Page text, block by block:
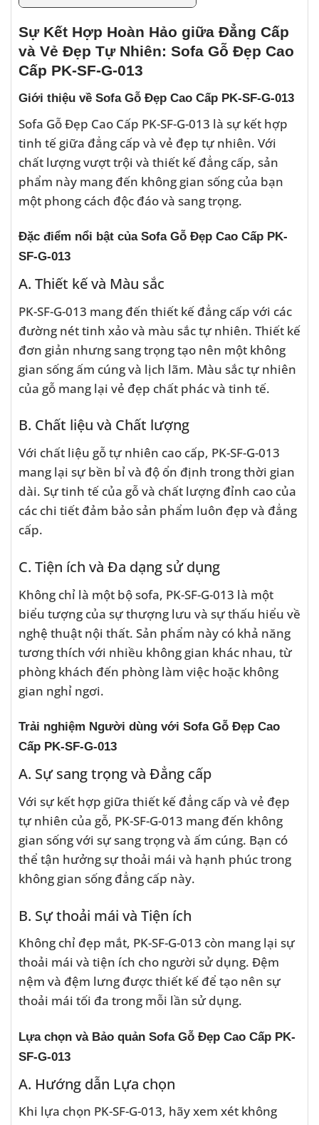
Sự Kết Hợp Hoàn Hảo giữa Đẳng Cấp
và Vẻ Đẹp Tự Nhiên: Sofa Gỗ Đẹp Cao
Cấp PK-SF-G-013
Giới thiệu về Sofa Gỗ Đẹp Cao Cấp PK-SF-G-013
Sofa Gỗ Đẹp Cao Cấp PK-SF-G-013 là sự kết hợp
tinh tế giữa đẳng cấp và vẻ đẹp tự nhiên. Với
chất lượng vượt trội và thiết kế đẳng cấp, sản
phẩm này mang đến không gian sống của bạn
một phong cách độc đáo và sang trọng.
Đặc điểm nổi bật của Sofa Gỗ Đẹp Cao Cấp PK-
SF-G-013
A. Thiết kế và Màu sắc
PK-SF-G-013 mang đến thiết kế đẳng cấp với các
đường nét tinh xảo và màu sắc tự nhiên. Thiết kế
đơn giản nhưng sang trọng tạo nên một không
gian sống ấm cúng và lịch lãm. Màu sắc tự nhiên
của gỗ mang lại vẻ đẹp chất phác và tinh tế.
B. Chất liệu và Chất lượng
Với chất liệu gỗ tự nhiên cao cấp, PK-SF-G-013
mang lại sự bền bỉ và độ ổn định trong thời gian
dài. Sự tinh tế của gỗ và chất lượng đỉnh cao của
các chi tiết đảm bảo sản phẩm luôn đẹp và đẳng
cấp.
C. Tiện ích và Đa dạng sử dụng
Không chỉ là một bộ sofa, PK-SF-G-013 là một
biểu tượng của sự thượng lưu và sự thấu hiểu về
nghệ thuật nội thất. Sản phẩm này có khả năng
tương thích với nhiều không gian khác nhau, từ
phòng khách đến phòng làm việc hoặc không
gian nghỉ ngơi.
Trải nghiệm Người dùng với Sofa Gỗ Đẹp Cao
Cấp PK-SF-G-013
A. Sự sang trọng và Đẳng cấp
Với sự kết hợp giữa thiết kế đẳng cấp và vẻ đẹp
tự nhiên của gỗ, PK-SF-G-013 mang đến không
gian sống với sự sang trọng và ấm cúng. Bạn có
thể tận hưởng sự thoải mái và hạnh phúc trong
không gian sống đẳng cấp này.
B. Sự thoải mái và Tiện ích
Không chỉ đẹp mắt, PK-SF-G-013 còn mang lại sự
thoải mái và tiện ích cho người sử dụng. Đệm
nệm và đệm lưng được thiết kế để tạo nên sự
thoải mái tối đa trong mỗi lần sử dụng.
Lựa chọn và Bảo quản Sofa Gỗ Đẹp Cao Cấp PK-
SF-G-013
A. Hướng dẫn Lựa chọn
Khi lựa chọn PK-SF-G-013, hãy xem xét không